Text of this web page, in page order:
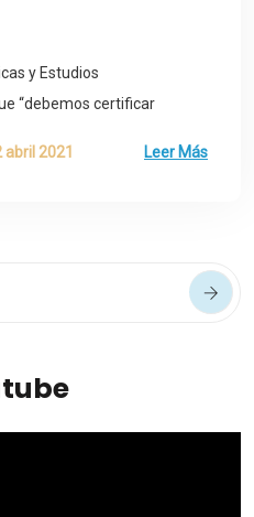
y Estudios
“debemos certificar
abril 2021 Leer Más